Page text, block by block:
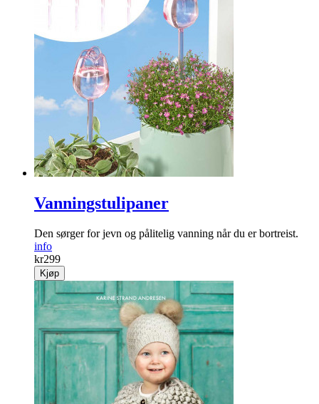
Vanningstulipaner
Den sørger for jevn og pålitelig vanning når du er bortreist.
info
kr299
Kjøp